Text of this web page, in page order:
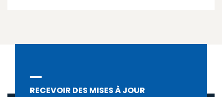
RECEVOIR DES MISES À JOUR